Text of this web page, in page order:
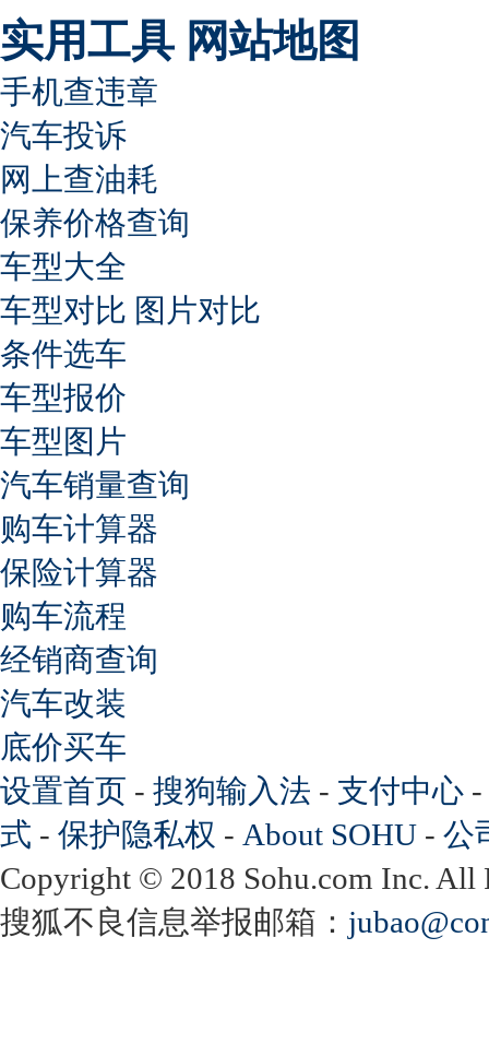
实用工具 网站地图
手机查违章
汽车投诉
网上查油耗
保养价格查询
车型大全
车型对比 图片对比
条件选车
车型报价
车型图片
汽车销量查询
购车计算器
保险计算器
购车流程
经销商查询
汽车改装
底价买车
设置首页 - 搜狗输入法 - 支付中心 -
式 - 保护隐私权 - About SOHU - 公
Copyright © 2018 Sohu.com Inc.
搜狐不良信息举报邮箱：